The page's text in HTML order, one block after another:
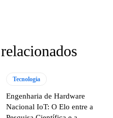
Tecnologia
Engenharia de Hardware
Nacional IoT: O Elo entre a